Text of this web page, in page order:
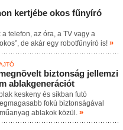
kertjébe okos fűnyíró
a telefon, az óra, a TV vagy a
de akár egy robotfűnyíró is! »
biztonság jellemzi
ablakgenerációt
keskeny és síkban futó
fokú biztonságával
ablakok közül. »